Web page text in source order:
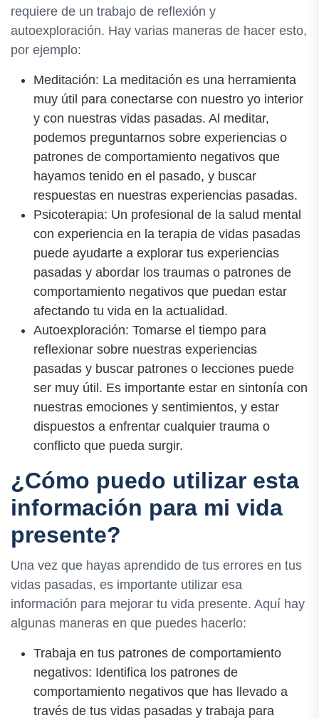
requiere de un trabajo de reflexión y
autoexploración. Hay varias maneras de hacer esto,
por ejemplo:
Meditación: La meditación es una herramienta
muy útil para conectarse con nuestro yo interior
y con nuestras vidas pasadas. Al meditar,
podemos preguntarnos sobre experiencias o
patrones de comportamiento negativos que
hayamos tenido en el pasado, y buscar
respuestas en nuestras experiencias pasadas.
Psicoterapia: Un profesional de la salud mental
con experiencia en la terapia de vidas pasadas
puede ayudarte a explorar tus experiencias
pasadas y abordar los traumas o patrones de
comportamiento negativos que puedan estar
afectando tu vida en la actualidad.
Autoexploración: Tomarse el tiempo para
reflexionar sobre nuestras experiencias
pasadas y buscar patrones o lecciones puede
ser muy útil. Es importante estar en sintonía con
nuestras emociones y sentimientos, y estar
dispuestos a enfrentar cualquier trauma o
conflicto que pueda surgir.
¿Cómo puedo utilizar esta
información para mi vida
presente?
Una vez que hayas aprendido de tus errores en tus
vidas pasadas, es importante utilizar esa
información para mejorar tu vida presente. Aquí hay
algunas maneras en que puedes hacerlo:
Trabaja en tus patrones de comportamiento
negativos: Identifica los patrones de
comportamiento negativos que has llevado a
través de tus vidas pasadas y trabaja para